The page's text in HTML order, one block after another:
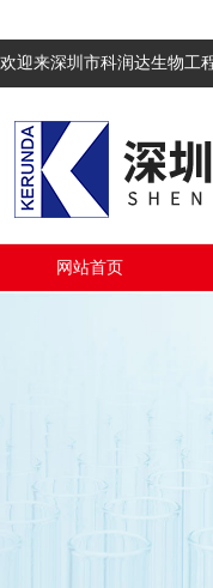
欢迎来深圳市科润达生物工
网站首页